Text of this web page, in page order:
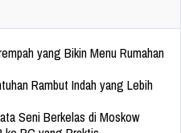
yang Bikin Menu Rumahan
Rambut Indah yang Lebih
Seni Berkelas di Moskow